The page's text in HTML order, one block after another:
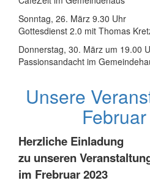
Sonntag, 26. März 9.30 Uhr
Gottesdienst 2.0 mit Thomas
Donnerstag, 30. März um 19.00
Passionsandacht im
Unsere
Herzliche Einladung
zu unseren
im Frebruar 2023